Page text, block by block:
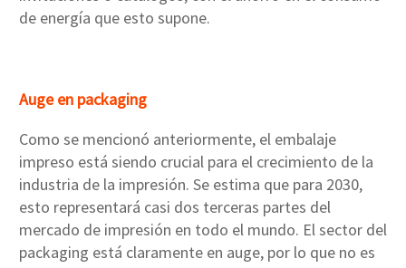
de energía que esto supone.
Auge en packaging
Como se mencionó anteriormente, el embalaje
impreso está siendo crucial para el crecimiento de la
industria de la impresión. Se estima que para 2030,
esto representará casi dos terceras partes del
mercado de impresión en todo el mundo. El sector del
packaging está claramente en auge, por lo que no es